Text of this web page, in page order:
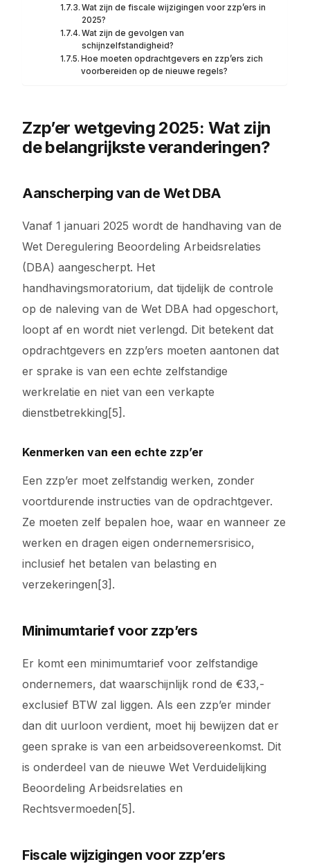
Wat zijn de fiscale wijzigingen voor zzp’ers in
2025?
Wat zijn de gevolgen van
schijnzelfstandigheid?
Hoe moeten opdrachtgevers en zzp’ers zich
voorbereiden op de nieuwe regels?
Zzp’er wetgeving 2025: Wat zijn
de belangrijkste veranderingen?
Aanscherping van de Wet DBA
Vanaf 1 januari 2025 wordt de handhaving van de
Wet Deregulering Beoordeling Arbeidsrelaties
(DBA) aangescherpt. Het
handhavingsmoratorium, dat tijdelijk de controle
op de naleving van de Wet DBA had opgeschort,
loopt af en wordt niet verlengd. Dit betekent dat
opdrachtgevers en zzp’ers moeten aantonen dat
er sprake is van een echte zelfstandige
werkrelatie en niet van een verkapte
dienstbetrekking[5].
Kenmerken van een echte zzp’er
Een zzp’er moet zelfstandig werken, zonder
voortdurende instructies van de opdrachtgever.
Ze moeten zelf bepalen hoe, waar en wanneer ze
werken en dragen eigen ondernemersrisico,
inclusief het betalen van belasting en
verzekeringen[3].
Minimumtarief voor zzp’ers
Er komt een minimumtarief voor zelfstandige
ondernemers, dat waarschijnlijk rond de €33,-
exclusief BTW zal liggen. Als een zzp’er minder
dan dit uurloon verdient, moet hij bewijzen dat er
geen sprake is van een arbeidsovereenkomst. Dit
is onderdeel van de nieuwe Wet Verduidelijking
Beoordeling Arbeidsrelaties en
Rechtsvermoeden[5].
Fiscale wijzigingen voor zzp’ers